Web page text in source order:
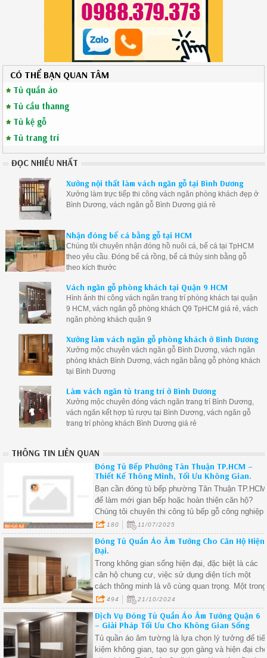
CÓ THỂ BẠN QUAN TÂM
Tủ quần áo
Tủ cầu thanng
Tủ kệ gỗ
Tủ trang trí
ĐỌC NHIỀU NHẤT
Xưởng nội thất làm vách ngăn gỗ tại Bình Dương
Xưởng làm trực tiếp thi công vách ngăn phòng khách đẹp ở
Bình Dương, vách ngăn gỗ Bình Dương giá rẻ
Nhận đóng bể cá bằng gỗ tại HCM
Chúng tôi chuyên nhận đóng hồ nuôi cá, bể cá tại TpHCM
theo yêu cầu. Đóng bể cá rồng, bể cá thủy sinh bằng gỗ
theo kích thước
Vách ngăn gỗ phòng khách tại Quận 9 HCM
Hình ảnh thi công vách ngăn trang trí phòng khách tại quận
9 HCM, vách ngăn gỗ phòng khách Q9 TpHCM giá rẻ, vách
ngăn phòng khách quận 9
Xưởng làm vách ngăn gỗ phòng khách ở Bình Dương
Xưởng mộc chuyên vách ngăn gỗ Bình Dương, vách ngăn
phòng khách Bình Dương, vách ngăn bằng gỗ phòng khách
tại Bình Dương
Làm vách ngăn tủ trang trí ở Bình Dương
Xưởng mộc chuyên đóng vách ngăn trang trí Bình Dương,
vách ngăn kết hợp tủ rượu tại Bình Dương, vách ngăn gỗ
trang trí phòng khách Bình Dương giá rẻ
THÔNG TIN LIÊN QUAN
Đóng Tủ Bếp Phường Tân Thuận TP.HCM –
Thiết Kế Thông Minh, Tối Ưu Không Gian.
Bạn cần đóng tủ bếp phường Tân Thuận TP.HCM
để làm mới gian bếp hoặc hoàn thiện căn hộ?
Chúng tôi chuyên thi công tủ bếp gỗ công nghiệp
tại phường Tân Thuận, đo đạc – thiết kế – lắp đặt
trọn gói, bảo hành tận nơi.
180 11/07/2025
Đóng Tủ Quần Áo Âm Tường Cho Căn Hộ Hiện
Đại.
Trong không gian sống hiện đại, đặc biệt là các
căn hộ chung cư, việc sử dụng diện tích một
cách thông minh là vô cùng quan trọng. Một trong
những giải pháp hàng đầu để tối ưu hóa không
gian chính là đóng tủ quần áo âm tường. Hãy
cùng khám phá lý do vì sao tủ quần áo âm tường
lại là lựa chọn hàng đầu cho các căn hộ hiện đại!
494 21/10/2024
Dịch Vụ Đóng Tủ Quần Áo Âm Tường Quận 6
– Giải Pháp Tối Ưu Cho Không Gian Sống
Gọn Gàng
Tủ quần áo âm tường là lựa chọn lý tưởng để
kiệm không gian, tạo sự gọn gàng và hiện đại